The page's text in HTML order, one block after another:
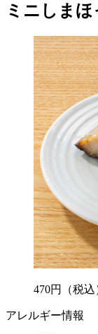
ミニしまほ
470円 （税込
アレルギー情報